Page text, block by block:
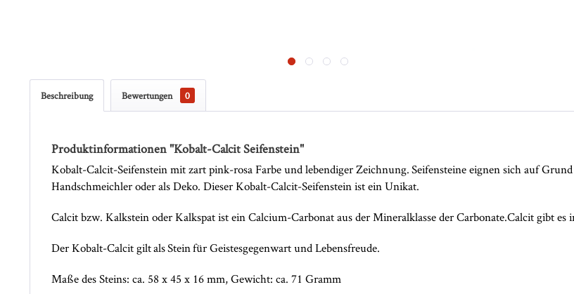
Beschreibung Bewertungen 0
Produktinformationen "Kobalt-Calcit Seifenstein"
Kobalt-Calcit-Seifenstein mit zart pink-rosa Farbe und lebendiger Zeichnung. Seifensteine eignen sich auf
Handschmeichler oder als Deko. Dieser Kobalt-Calcit-Seifenstein ist ein Unikat.
Calcit bzw. Kalkstein oder Kalkspat ist ein Calcium-Carbonat aus der Mineralklasse der Carbonate.Calcit gibt es
Der Kobalt-Calcit gilt als Stein für Geistesgegenwart und Lebensfreude.
Maße des Steins: ca. 58 x 45 x 16 mm, Gewicht: ca. 71 Gramm